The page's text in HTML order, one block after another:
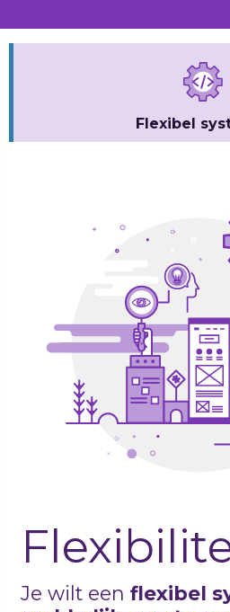
Flexibel
Je wilt een flexibel